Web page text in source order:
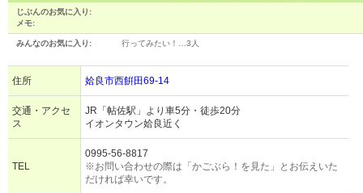
じぶんのお気に入り:
メモ:
みんなのお気に入り: 行ってみたい！… 3人
住所 姶良市西餠田69-14
交通・アクセ
ス
JR「帖佐駅」より車5分・徒歩20分
イオンタウン姶良近く
TEL
0995-56-8817
※お問い合わせの際は「かごぶら！を見た」とお伝えいた
だければ幸いです。